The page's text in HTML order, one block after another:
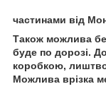
частинами від
Також можлива
буде по дорозі.
коробкою,
Можлива врізка